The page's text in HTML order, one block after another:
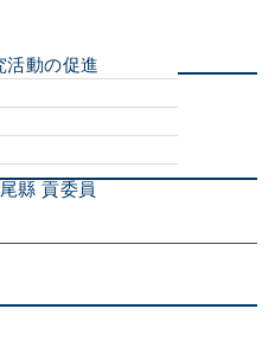
活動の促進
縣 貢委員